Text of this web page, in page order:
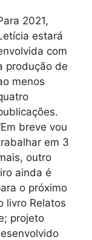
2021,
estará
com
produção de
menos
breve vou
em 3
outro
ainda é
o próximo
livro Relatos
projeto